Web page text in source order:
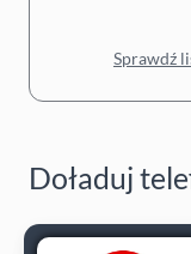
Sprawdź
Doładuj